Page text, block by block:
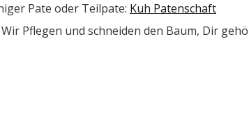
Pate oder Teilpate: Kuh Patenschaft
Pflegen und schneiden den Baum, Dir